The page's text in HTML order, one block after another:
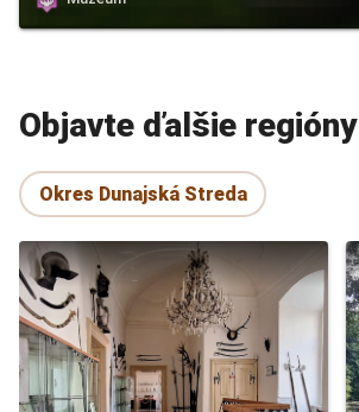
Objavte ďalšie regióny
Okres Dunajská Streda